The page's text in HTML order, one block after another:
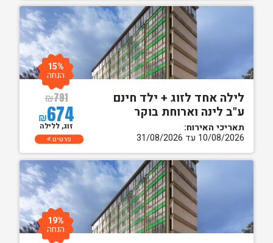
לילה אחד לזוג + ילד חינם
ע"ב לינה וארוחת בוקר
תאריכי האירוח:
10/08/2026 עד 31/08/2026
₪791
₪674
15%
הנחה
זוג, ללילה
פרטים
19%
הנחה